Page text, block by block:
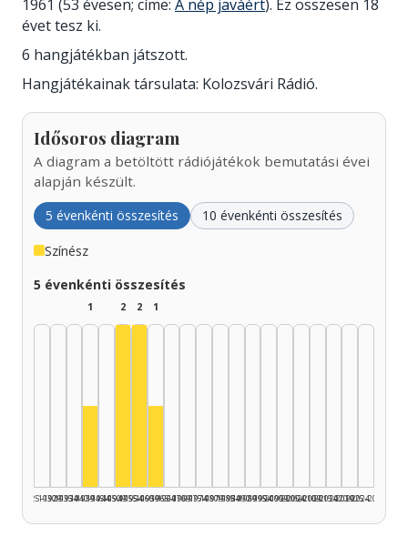
1961 (53 évesen; címe: A nép javáért). Ez összesen 18
évet tesz ki.
6 hangjátékban játszott.
Hangjátékainak társulata: Kolozsvári Rádió.
Idősoros diagram
A diagram a betöltött rádiójátékok bemutatási évei
alapján készült.
5 évenkénti összesítés 10 évenkénti összesítés
Színész
5 évenkénti összesítés
1925–1929
1930–1934
1935–1939
1
1940–1944
1945–1949
2
1950–1954
2
1955–1959
1
1960–1964
1965–1969
1970–1974
1975–1979
1980–1984
1985–1989
1990–1994
1995–1999
2000–2004
2005–2009
2010–2014
2015–2019
2020–2024
2025–2026